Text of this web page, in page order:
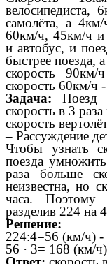
самолёта, а
60км/ч, 45км/ч и
и автобус, и
быстрее поезда,
скорость
скорость 60км/ч
Задача: Поезд
скорость в 3
скорость
– Рассуждение
Чтобы узнать
поезда
раза больше
неизвестна, но
часа. Поэтому
разделив 224 на
Решение:
224:4=56 (км/ч) -
56 · 3= 168 (км/ч)